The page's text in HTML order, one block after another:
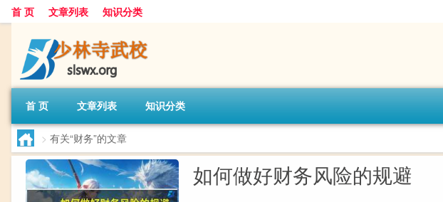
首 页 文章列表 知识分类
首 页 文章列表 知识分类
> 有关“财务”的文章
如何做好财务风险的规避